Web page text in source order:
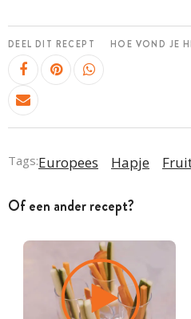
DEEL DIT RECEPT HOE VOND JE
Tags:Europees Hapje
Of een ander recept?